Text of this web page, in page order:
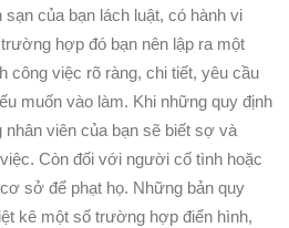
của bạn lách luật, có hành vi
hợp đó bạn nên lập ra một
công việc rõ ràng, chi tiết, yêu cầu
muốn vào làm. Khi những quy định
viên của bạn sẽ biết sợ và
Còn đối với người cố tình hoặc
sở để phạt họ. Những bản quy
kê một số trường hợp điển hình,